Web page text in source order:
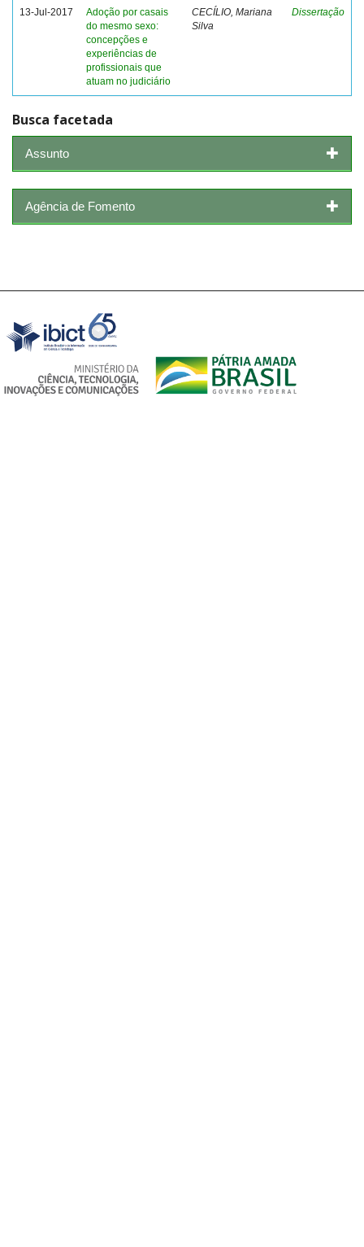
13-Jul-2017
Adoção por casais
do mesmo sexo:
concepções e
experiências de
profissionais que
atuam no judiciário
CECÍLIO, Mariana
Silva
Dissertação
Busca facetada
Assunto
Agência de Fomento